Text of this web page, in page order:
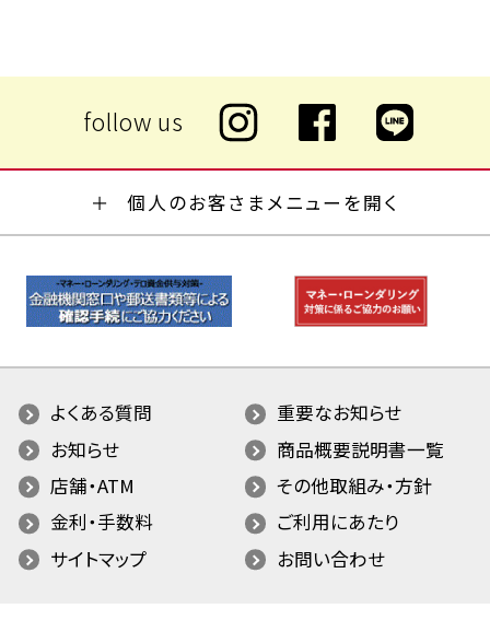
個人のお客さまメニューを開く
よくある質問
重要なお知らせ
お知らせ
商品概要説明書一覧
店舗・ATM
その他取組み・方針
金利・手数料
ご利用にあたり
サイトマップ
お問い合わせ